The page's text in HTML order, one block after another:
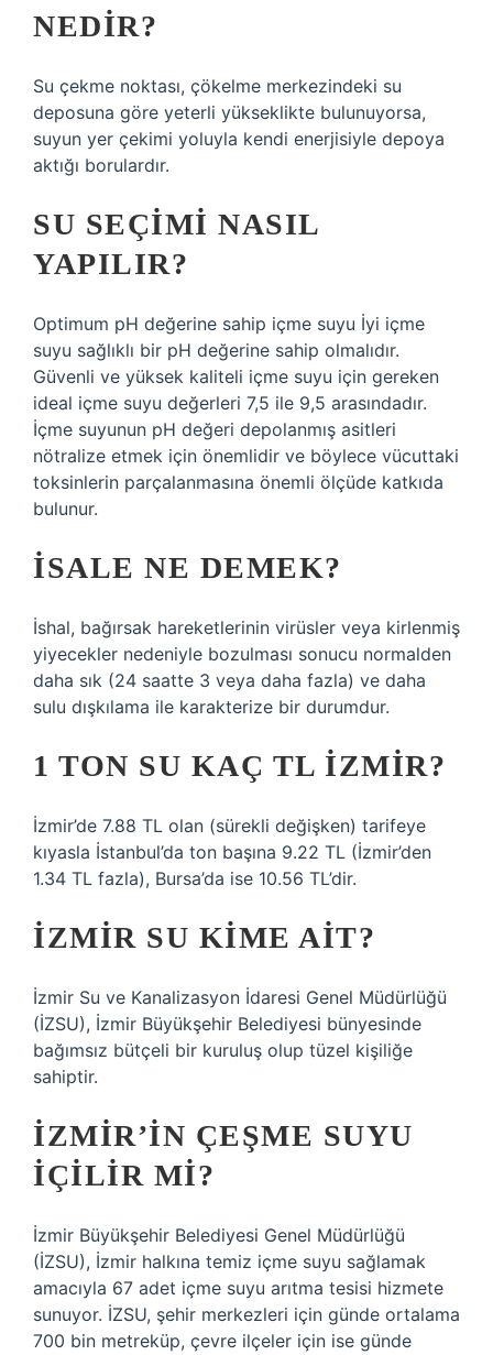
NEDIR?
Su çekme noktası, çökelme merkezindeki su
deposuna göre yeterli yükseklikte bulunuyorsa,
suyun yer çekimi yoluyla kendi enerjisiyle depoya
aktığı borulardır.
SU SEÇIMI NASIL
YAPILIR?
Optimum pH değerine sahip içme suyu İyi içme
suyu sağlıklı bir pH değerine sahip olmalıdır.
Güvenli ve yüksek kaliteli içme suyu için gereken
ideal içme suyu değerleri 7,5 ile 9,5 arasındadır.
İçme suyunun pH değeri depolanmış asitleri
nötralize etmek için önemlidir ve böylece vücuttaki
toksinlerin parçalanmasına önemli ölçüde katkıda
bulunur.
İSALE NE DEMEK?
İshal, bağırsak hareketlerinin virüsler veya kirlenmiş
yiyecekler nedeniyle bozulması sonucu normalden
daha sık (24 saatte 3 veya daha fazla) ve daha
sulu dışkılama ile karakterize bir durumdur.
1 TON SU KAÇ TL İZMIR?
İzmir’de 7.88 TL olan (sürekli değişken) tarifeye
kıyasla İstanbul’da ton başına 9.22 TL (İzmir’den
1.34 TL fazla), Bursa’da ise 10.56 TL’dir.
İZMIR SU KIME AIT?
İzmir Su ve Kanalizasyon İdaresi Genel Müdürlüğü
(İZSU), İzmir Büyükşehir Belediyesi bünyesinde
bağımsız bütçeli bir kuruluş olup tüzel kişiliğe
sahiptir.
İZMIR’IN ÇEŞME SUYU
IÇILIR MI?
İzmir Büyükşehir Belediyesi Genel Müdürlüğü
(İZSU), İzmir halkına temiz içme suyu sağlamak
amacıyla 67 adet içme suyu arıtma tesisi hizmete
sunuyor. İZSU, şehir merkezleri için günde ortalama
700 bin metreküp, çevre ilçeler için ise günde